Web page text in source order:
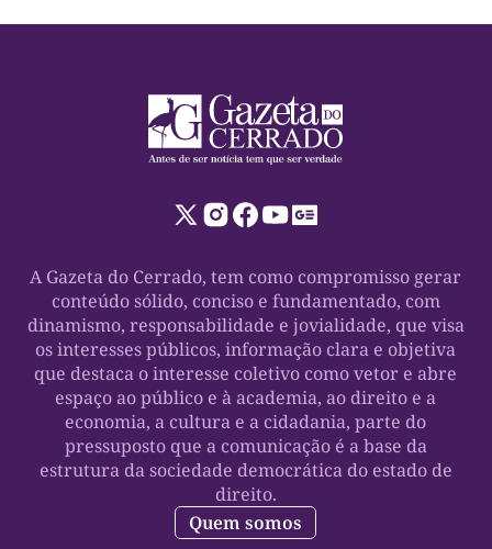
A Gazeta do Cerrado, tem como compromisso gerar
conteúdo sólido, conciso e fundamentado, com
dinamismo, responsabilidade e jovialidade, que visa
os interesses públicos, informação clara e objetiva
que destaca o interesse coletivo como vetor e abre
espaço ao público e à academia, ao direito e a
economia, a cultura e a cidadania, parte do
pressuposto que a comunicação é a base da
estrutura da sociedade democrática do estado de
direito.
Quem somos